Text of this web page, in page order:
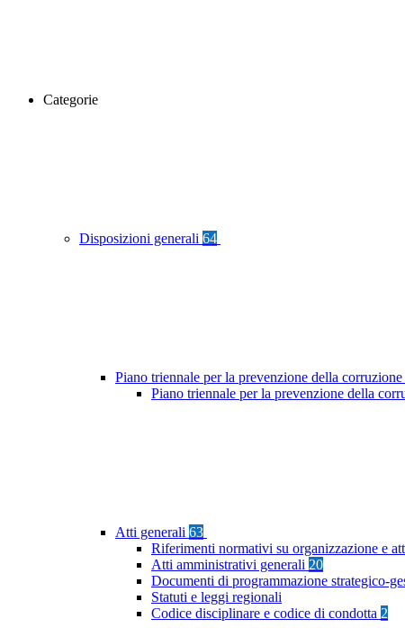
Categorie
Disposizioni generali 64
Piano triennale per la prevenzione della corruzione
Piano triennale per la prevenzione della
Atti generali 63
Riferimenti normativi su organizzazione e
Atti amministrativi generali 20
Documenti di programmazione strategico-
Statuti e leggi regionali
Codice disciplinare e codice di condotta 2